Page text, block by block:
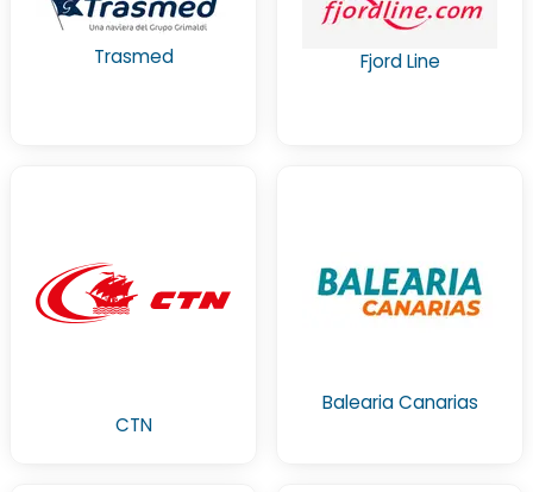
Trasmed Fjord Line
CTN
Balearia Canarias